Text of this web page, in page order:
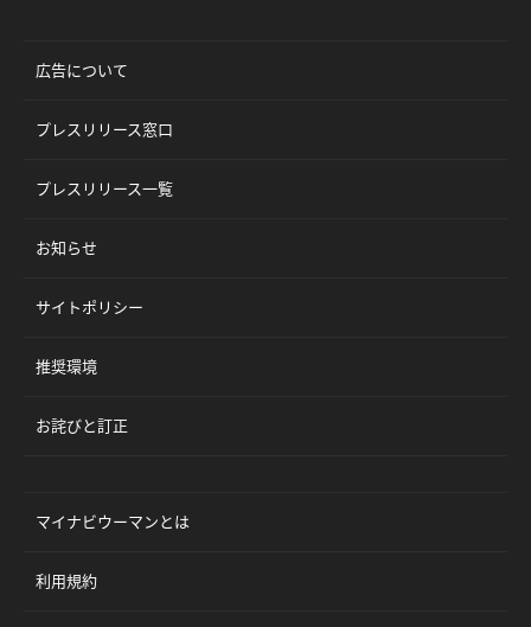
広告について
プレスリリース窓口
プレスリリース一覧
お知らせ
サイトポリシー
推奨環境
お詫びと訂正
マイナビウーマンとは
利用規約